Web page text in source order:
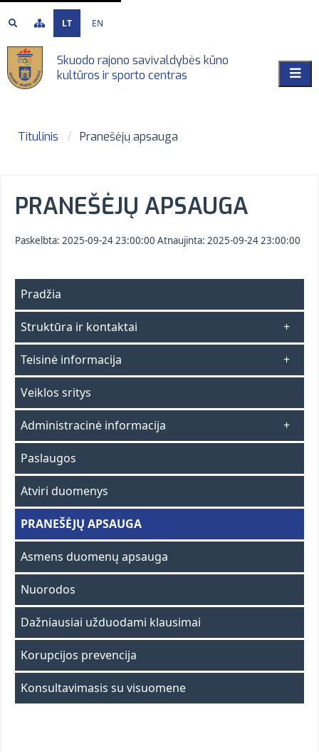
LT EN
Skuodo rajono savivaldybės kūno
kultūros ir sporto centras
Titulinis Pranešėjų apsauga
PRANEŠĖJŲ APSAUGA
Paskelbta: 2025-09-24 23:00:00 Atnaujinta: 2025-09-24 23:00:00
Pradžia
Struktūra ir kontaktai
Teisinė informacija
Veiklos sritys
Administracinė informacija
Paslaugos
Atviri duomenys
PRANEŠĖJŲ APSAUGA
Asmens duomenų apsauga
Nuorodos
Dažniausiai užduodami klausimai
Korupcijos prevencija
Konsultavimasis su visuomene